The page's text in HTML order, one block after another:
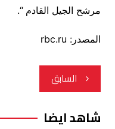
مرشح الجيل القادم “.
المصدر: rbc.ru
تصفّح
المقالات
السابق
شاهد ايضا